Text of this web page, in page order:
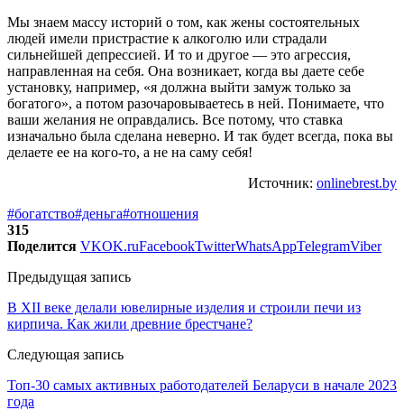
Мы знаем массу историй о том, как жены состоятельных
людей имели пристрастие к алкоголю или страдали
сильнейшей депрессией. И то и другое — это агрессия,
направленная на себя. Она возникает, когда вы даете себе
установку, например, «я должна выйти замуж только за
богатого», а потом разочаровываетесь в ней. Понимаете, что
ваши желания не оправдались. Все потому, что ставка
изначально была сделана неверно. И так будет всегда, пока вы
делаете ее на кого-то, а не на саму себя!
Источник: onlinebrest.by
#богатство#деньга#отношения
315
Поделится VKOK.ruFacebookTwitterWhatsAppTelegramViber
Предыдущая запись
В XII веке делали ювелирные изделия и строили печи из
кирпича. Как жили древние брестчане?
Следующая запись
Топ-30 самых активных работодателей Беларуси в начале 2023
года